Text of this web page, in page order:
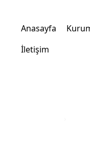
Anasayfa
İletişim